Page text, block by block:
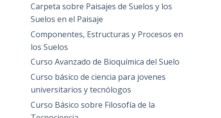
Carpeta sobre Paisajes de Suelos y los
Suelos en el Paisaje
Componentes, Estructuras y Procesos en
los Suelos
Curso Avanzado de Bioquímica del Suelo
Curso básico de ciencia para jovenes
universitarios y tecnólogos
Curso Básico sobre Filosofía de la